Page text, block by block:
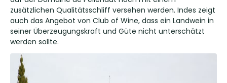
zusätzlichen Qualitätsschliff versehen werden. Indes zeigt
auch das Angebot von Club of Wine, dass ein Landwein in
seiner Überzeugungskraft und Güte nicht unterschätzt
werden sollte.